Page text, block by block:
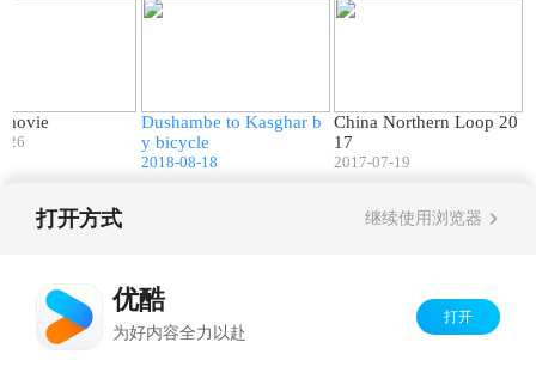
26
Dushambe to Kasghar b
y bicycle
2018-08-18
China Northern Loop 20
17
2017-07-19
打开方式 继续使用浏览器
优酷
为好内容全力以赴
打开